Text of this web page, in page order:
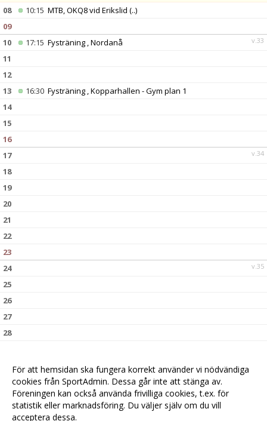
08
10:15 MTB, OKQ8 vid Erikslid (..)
09
v.33
10 17:15 Fysträning , Nordanå
11
12
13
16:30 Fysträning , Kopparhallen - Gym plan 1
14
15
16
v.34
17
18
19
20
21
22
23
v.35
24
25
26
27
28
För att hemsidan ska fungera korrekt använder vi nödvändiga
cookies från SportAdmin. Dessa går inte att stänga av.
Föreningen kan också använda frivilliga cookies, t.ex. för
statistik eller marknadsföring. Du väljer själv om du vill
acceptera dessa.